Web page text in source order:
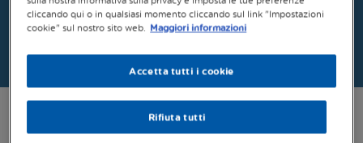
Scopri di più
cliccando qui o in qualsiasi momento cliccando sul link "Impostazioni
cookie" sul nostro sito web. Maggiori informazioni
Rifiuta tutti
Accetta tutti i cookie